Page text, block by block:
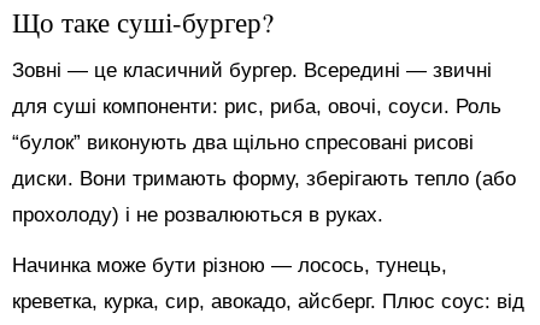
Що таке суші-бургер?
Зовні — це класичний бургер. Всередині — звичні
для суші компоненти: рис, риба, овочі, соуси. Роль
“булок” виконують два щільно спресовані рисові
диски. Вони тримають форму, зберігають тепло (або
прохолоду) і не розвалюються в руках.
Начинка може бути різною — лосось, тунець,
креветка, курка, сир, авокадо, айсберг. Плюс соус: від